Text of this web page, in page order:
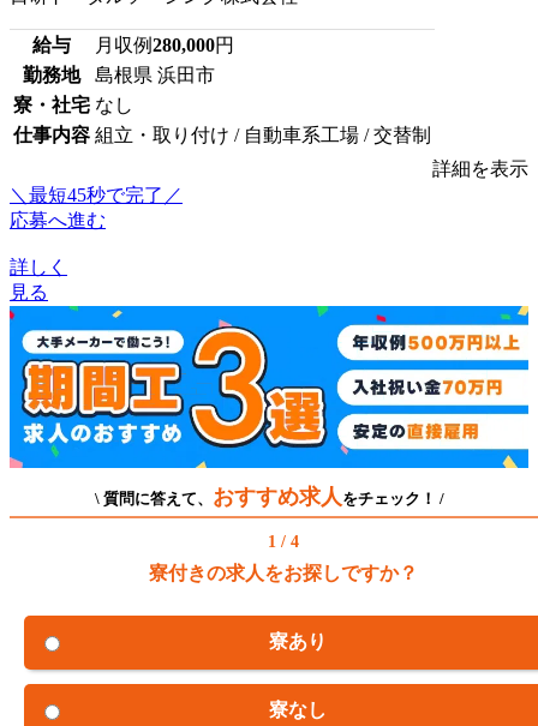
給与 月収例280,000円
勤務地
島根県 浜田市
寮・社宅 なし
仕事内容 組立・取り付け / 自動車系工場 / 交替制
詳細を表示
＼最短45秒で完了／
応募へ進む
詳しく
見る
\ 質問に答えて、 おすすめ求人 をチェック！ /
1 / 4
寮付きの求人をお探しですか？
寮あり
寮なし